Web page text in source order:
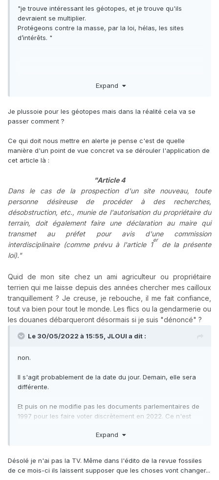
"je trouve intéressant les géotopes, et je trouve qu'ils
devraient se multiplier.
Protégeons contre la masse, par la loi, hélas, les sites
d’intérêts. "
Expand
Je plussoie pour les géotopes mais dans la réalité cela va se
passer comment ?
Ce qui doit nous mettre en alerte je pense c'est de quelle
manière d'un point de vue concret va se dérouler l'application de
cet article là :
"Article 4
Dans le cas de la prospection d'un site nouveau, toute
personne désireuse de procéder à des recherches,
désobstruction, etc., munie de l'autorisation du propriétaire du
terrain, doit également faire une déclaration au maire qui
transmet au préfet pour avis d'une commission
interdisciplinaire (comme prévu à l'article 1
er
de la présente
loi)."
Quid de mon site chez un ami agriculteur ou propriétaire
terrien qui me laisse depuis des années chercher mes cailloux
tranquillement ? Je creuse, je rebouche, il me fait confiance,
tout va bien pour tout le monde. Les flics ou la gendarmerie ou
les douanes débarqueront désormais si je suis "dénoncé" ?
Le 30/05/2022 à 15:55, JLOUI a dit :
non.
Il s'agit probablement de la date du jour. Demain, elle sera
différente.
Et puis on ne modifie pas les documents parlementaires de
1997 pour les faire voter discrètement en 2022. Ce n'est
Arrêtez de regarder la TV !
Si un tel projet est à l'ordre du jour, vous le trouverez ici
: https://www.senat.fr/leg/index.html
Expand
Désolé je n'ai pas la TV. Même dans l'édito de la revue fossiles
de ce mois-ci ils laissent supposer que les choses vont changer...